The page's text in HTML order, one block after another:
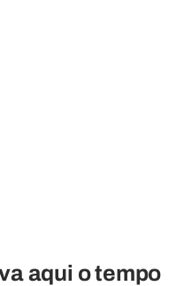
aqui o tempo